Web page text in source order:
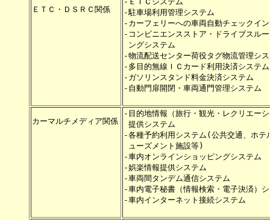
ＥＴＣ・ＤＳＲＣ関係
-駐車場利用管理シ
-カーフェリーへの車両自動チェックイ
-コンビニエンスストア・ドライブスル
ングシス
-物流配送センター荷役タグ物流管理
-多目的無線ＩＣカード利用決済
-ガソリンスタンド料金決済
-自動門扉開閉・車両通門管理
カーマルチメディア関係
-目的地情報（旅行・観光・レクリエー
提供シス
-各種予約利用システム(公共交通、ホ
ューズメント施
-車内オンラインショッピング
-娯楽情報提供シス
-車両間タンデム通信シ
-車内電子秘書（情報検索・電子決済）
-車内インターネット接続シ